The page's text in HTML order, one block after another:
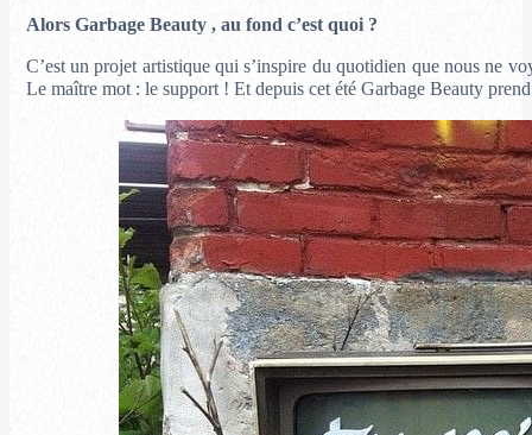
Alors Garbage Beauty , au fond c’est quoi ?
C’est un projet artistique qui s’inspire du quotidien que nous ne
Le maître mot : le support ! Et depuis cet été Garbage Beauty